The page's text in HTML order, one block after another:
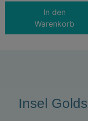
In den
Warenkorb
Insel